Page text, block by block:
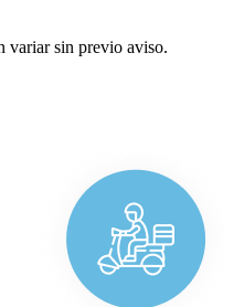
variar sin previo aviso.